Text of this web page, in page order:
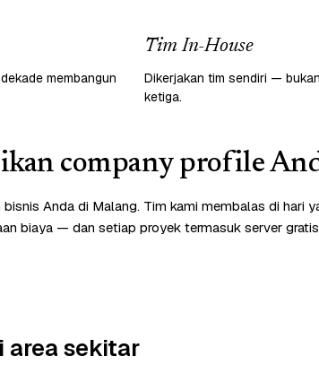
membangun
Tim In-House
Dikerjakan tim sendiri —
ketiga.
company profile
Anda di Malang. Tim kami membalas di hari
biaya — dan setiap proyek termasuk server gratis
area sekitar